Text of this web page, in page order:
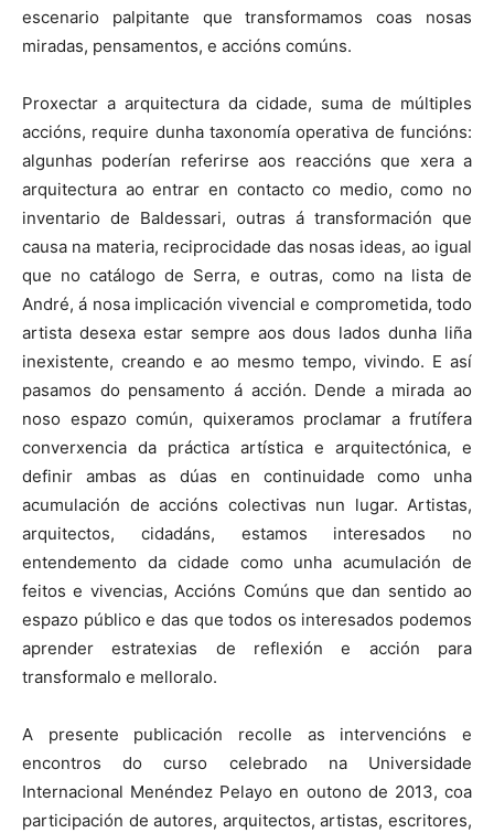
escenario palpitante que transformamos coas nosas
miradas, pensamentos, e accións comúns.
Proxectar a arquitectura da cidade, suma de múltiples
accións, require dunha taxonomía operativa de funcións:
algunhas poderían referirse aos reaccións que xera a
arquitectura ao entrar en contacto co medio, como no
inventario de Baldessari, outras á transformación que
causa na materia, reciprocidade das nosas ideas, ao igual
que no catálogo de Serra, e outras, como na lista de
André, á nosa implicación vivencial e comprometida, todo
artista desexa estar sempre aos dous lados dunha liña
inexistente, creando e ao mesmo tempo, vivindo. E así
pasamos do pensamento á acción. Dende a mirada ao
noso espazo común, quixeramos proclamar a frutífera
converxencia da práctica artística e arquitectónica, e
definir ambas as dúas en continuidade como unha
acumulación de accións colectivas nun lugar. Artistas,
arquitectos, cidadáns, estamos interesados no
entendemento da cidade como unha acumulación de
feitos e vivencias, Accións Comúns que dan sentido ao
espazo público e das que todos os interesados podemos
aprender estratexias de reflexión e acción para
transformalo e melloralo.
A presente publicación recolle as intervencións e
encontros do curso celebrado na Universidade
Internacional Menéndez Pelayo en outono de 2013, coa
participación de autores, arquitectos, artistas, escritores,